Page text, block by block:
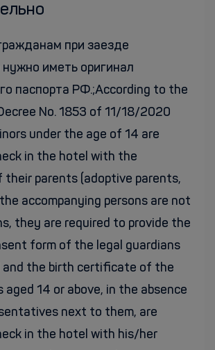
при заезде
нужно иметь оригинал
паспорта РФ.;According to the
No. 1853 of 11/18/2020
under the age of 14 are
in the hotel with the
their parents (adoptive parents,
accompanying persons are not
they are required to provide the
form of the legal guardians
and the birth certificate of the
aged 14 or above, in the absence
next to them, are
in the hotel with his/her